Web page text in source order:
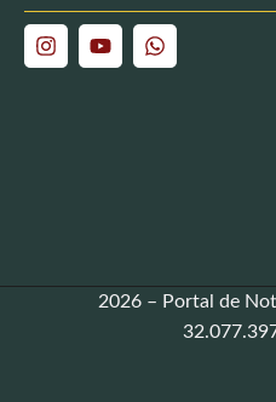
2026 – Portal de